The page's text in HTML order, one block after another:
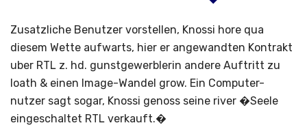
Zusatzliche Benutzer vorstellen, Knossi hore qua
diesem Wette aufwarts, hier er angewandten Kontrakt
uber RTL z. hd. gunstgewerblerin andere Auftritt zu
loath & einen Image-Wandel grow. Ein Computer-
nutzer sagt sogar, Knossi genoss seine river �Seele
eingeschaltet RTL verkauft.�